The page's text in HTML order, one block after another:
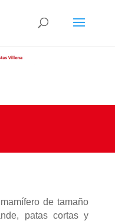
de tamaño
patas cortas y